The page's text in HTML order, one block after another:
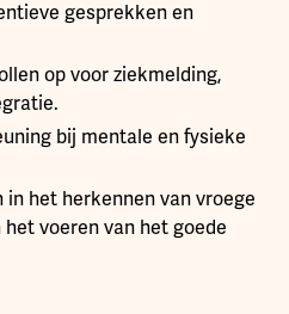
gesprekken en
op voor ziekmelding,
bij mentale en fysieke
in het herkennen van vroege
voeren van het goede